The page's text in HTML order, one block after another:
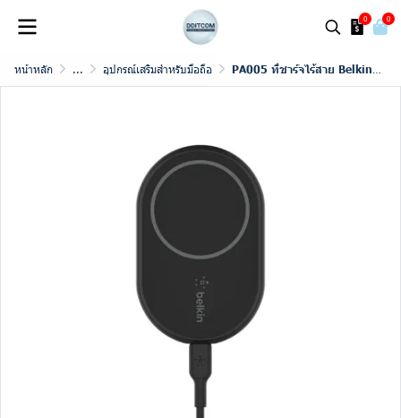
0 0
หน้าหลัก ... อุปกรณ์เสริมสำหรับมือถือ PA005 ที่ชาร์จไร้สาย Belkin Car Holder with Magnetic Wireless Charger BOOSTCHARGE Black (WIC004btBK-NC)